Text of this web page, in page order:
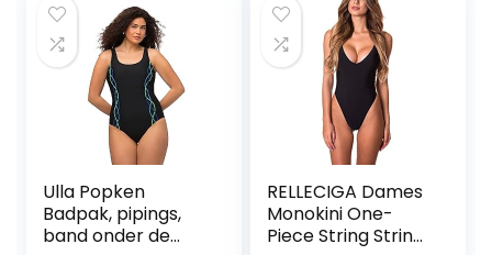
met ritssluiting
voor dames kan
snel veranderen,
klassieke rug met
Ulla Popken
Badpak, pipings,
band onder de
RELLECIGA Dames
Monokini One-
Piece String String